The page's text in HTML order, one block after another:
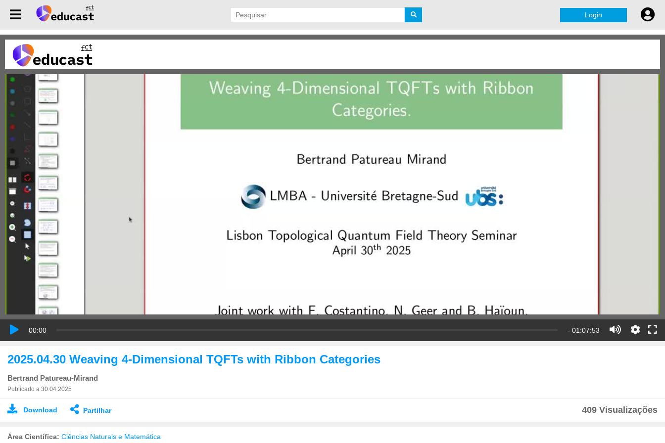
Login
00:00 - 01:07:53
2025.04.30 Weaving 4-Dimensional TQFTs with Ribbon Categories
Bertrand Patureau-Mirand
Publicado a 30.04.2025
Download Partilhar 409 Visualizações
Área Científica: Ciências Naturais e Matemática